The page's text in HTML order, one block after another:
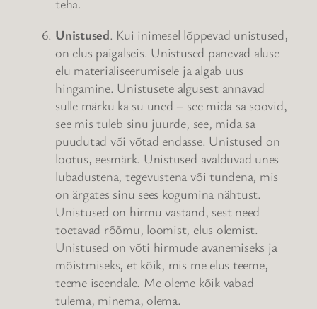
teha.
Unistused. Kui inimesel lõppevad unistused,
on elus paigalseis. Unistused panevad aluse
elu materialiseerumisele ja algab uus
hingamine. Unistusete algusest annavad
sulle märku ka su uned – see mida sa soovid,
see mis tuleb sinu juurde, see, mida sa
puudutad või võtad endasse. Unistused on
lootus, eesmärk. Unistused avalduvad unes
lubadustena, tegevustena või tundena, mis
on ärgates sinu sees kogumina nähtust.
Unistused on hirmu vastand, sest need
toetavad rõõmu, loomist, elus olemist.
Unistused on võti hirmude avanemiseks ja
mõistmiseks, et kõik, mis me elus teeme,
teeme iseendale. Me oleme kõik vabad
tulema, minema, olema.